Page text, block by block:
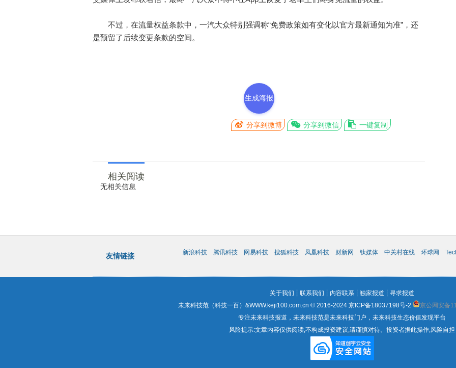
不过，在流量权益条款中，一汽大众特别强调称“免费政策如有变化以官方最新通知为准”，还
是预留了后续变更条款的空间。
生成海报
分享到微博 分享到微信 一键复制
相关阅读
无相关信息
友情链接 新浪科技 腾讯科技 网易科技 搜狐科技 凤凰科技 财新网 钛媒体 中关村在线 环球网
关于我们 ┊ 联系我们 ┊ 内容联系 ┊ 独家报道 ┊ 寻求报道
未来科技范（科技一百）&WWW.keji100.com.cn © 2016-2024 京ICP备18037198号-2
京公网安备
专注未来科技报道，未来科技范是未来科技门户，未来科技生态价值发现平台
风险提示:文章内容仅供阅读,不构成投资建议,请谨慎对待。投资者据此操作,风险自担